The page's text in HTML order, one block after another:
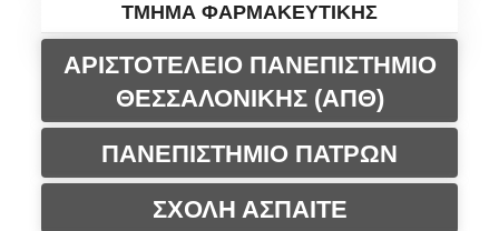
ΤΜΗΜΑ ΦΑΡΜΑΚΕΥΤΙΚΗΣ
ΑΡΙΣΤΟΤΕΛΕΙΟ ΠΑΝΕΠΙΣΤΗΜΙΟ
ΘΕΣΣΑΛΟΝΙΚΗΣ (ΑΠΘ)
ΠΑΝΕΠΙΣΤΗΜΙΟ ΠΑΤΡΩΝ
ΣΧΟΛΗ ΑΣΠΑΙΤΕ